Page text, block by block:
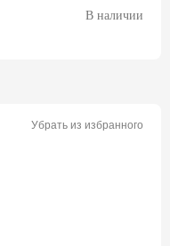
В наличии
Убрать из избранного